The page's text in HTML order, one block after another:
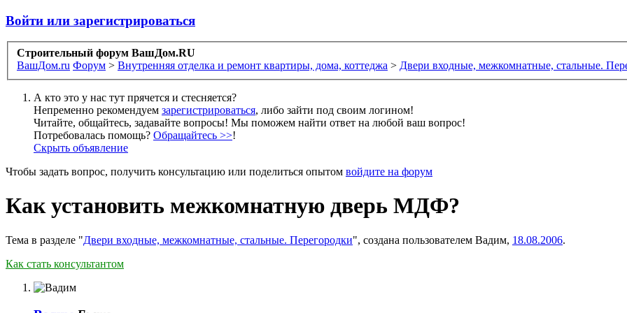
Войти или зарегистрироваться
Строительный форум ВашДом.RU
ВашДом.ru Форум > Внутренняя отделка и ремонт квартиры, дома, коттеджа > Двери входные, межкомнатные, стальные.
А кто это у нас тут прячется и стесняется?
Непременно рекомендуем зарегистрироваться, либо зайти под своим логином!
Читайте, общайтесь, задавайте вопросы! Мы поможем найти ответ на любой ваш вопрос!
Потребовалась помощь? Обращайтесь >>!
Скрыть объявление
Чтобы задать вопрос, получить консультацию или поделиться опытом войдите на форум
Как установить межкомнатную дверь МДФ?
Тема в разделе "Двери входные, межкомнатные, стальные. Перегородки", создана пользователем Вадим, 18.08.2006.
Как стать консультантом